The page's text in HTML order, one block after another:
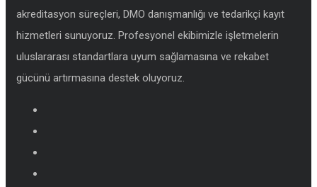
akreditasyon süreçleri, DMO danışmanlığı ve tedarikçi kayıt
hizmetleri sunuyoruz. Profesyonel ekibimizle işletmelerin
uluslararası standartlara uyum sağlamasına ve rekabet
gücünü artırmasına destek oluyoruz.